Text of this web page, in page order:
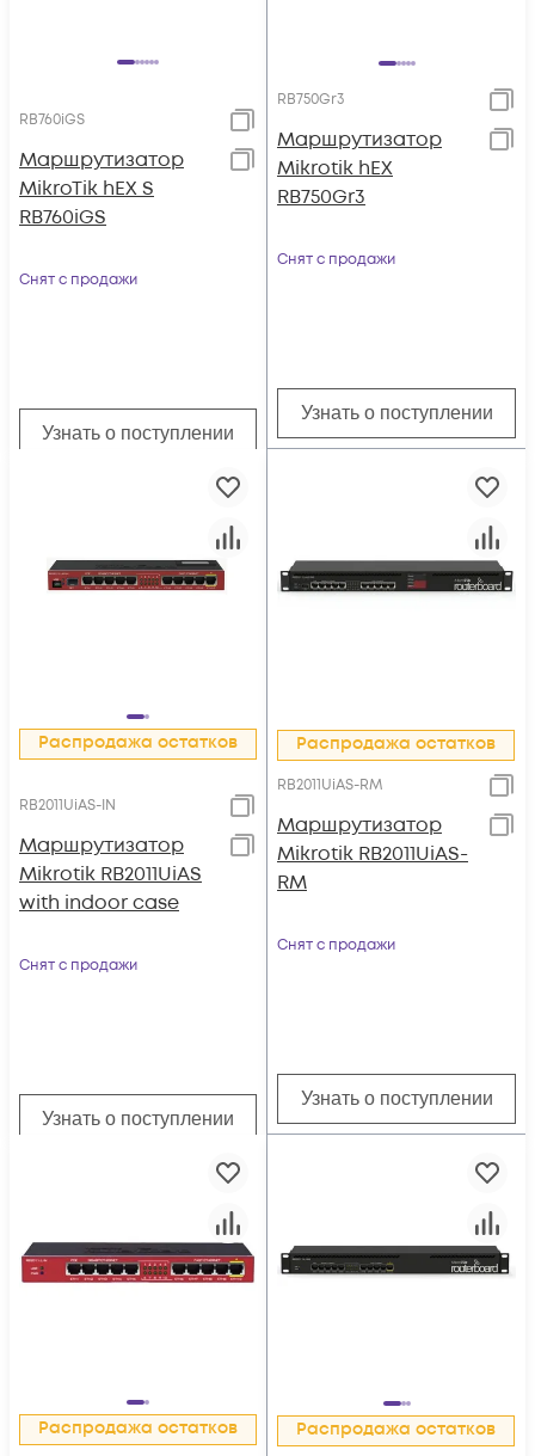
RB760iGS
Маршрутизатор
MikroTik hEX S
RB760iGS
Снят с продажи
Узнать о поступлении
RB750Gr3
Маршрутизатор
Mikrotik hEX
RB750Gr3
Снят с продажи
Узнать о поступлении
Распродажа остатков
RB2011UiAS-IN
Маршрутизатор
Mikrotik RB2011UiAS
with indoor case
Снят с продажи
Узнать о поступлении
Распродажа остатков
RB2011UiAS-RM
Маршрутизатор
Mikrotik RB2011UiAS-
RM
Снят с продажи
Узнать о поступлении
Распродажа остатков Распродажа остатков